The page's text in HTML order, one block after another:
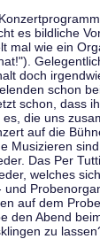
es bildliche
mal wie ein
doch
schon
schon, dass
die uns
auf die
Musizieren
Das Per
welches
und
auf dem
den Abend
zu